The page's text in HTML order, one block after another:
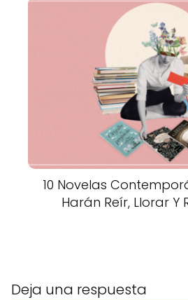
10 Novelas
Harán Reír, Llorar Y
Deja una respuesta